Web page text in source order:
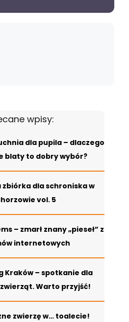
wpisy:
dla pupila – dlaczego
blaty to dobry wybór?
zbiórka dla schroniska w
vol. 5
– zmarł znany „pieseł” z
internetowych
Kraków – spotkanie dla
Warto przyjść!
zwierzę w… toalecie!